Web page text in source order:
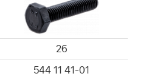
26
544 11 41-01